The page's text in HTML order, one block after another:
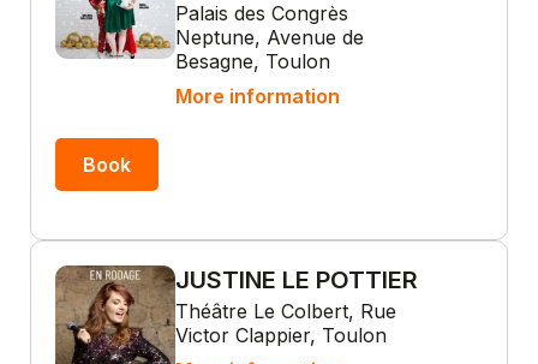
Palais des Congrès
Neptune, Avenue de
Besagne, Toulon
More information
Book
JUSTINE LE POTTIER
Théâtre Le Colbert, Rue
Victor Clappier, Toulon